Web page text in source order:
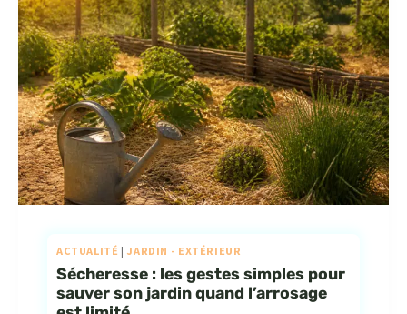
ACTUALITÉ | JARDIN - EXTÉRIEUR
Sécheresse : les gestes simples pour
sauver son jardin quand l’arrosage